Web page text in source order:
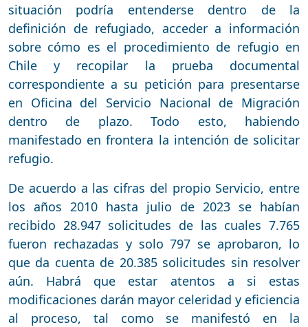
situación podría entenderse dentro de la
definición de refugiado, acceder a información
sobre cómo es el procedimiento de refugio en
Chile y recopilar la prueba documental
correspondiente a su petición para presentarse
en Oficina del Servicio Nacional de Migración
dentro de plazo. Todo esto, habiendo
manifestado en frontera la intención de solicitar
refugio.
De acuerdo a las cifras del propio Servicio, entre
los años 2010 hasta julio de 2023 se habían
recibido 28.947 solicitudes de las cuales 7.765
fueron rechazadas y solo 797 se aprobaron, lo
que da cuenta de 20.385 solicitudes sin resolver
aún. Habrá que estar atentos a si estas
modificaciones darán mayor celeridad y eficiencia
al proceso, tal como se manifestó en la